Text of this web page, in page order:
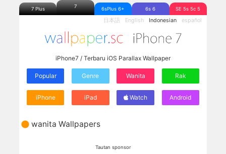
7 Plus 7 6sPlus 6+ 6s 6 SE 5s 5c 5
日本語 English Indonesian español
iPhone7 / Terbaru iOS Parallax Wallpaper
Popular Genre Wanita Rak
iPhone iPad Watch Android
wanita Wallpapers
Tautan sponsor